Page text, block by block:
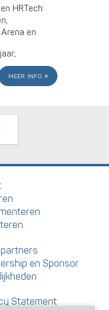
HRTech:
en
meer info
en Sponsor
Statement